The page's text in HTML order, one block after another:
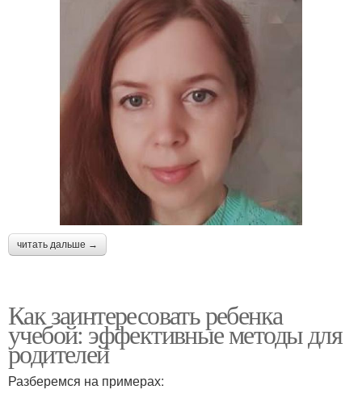
читать дальше →
Как заинтересовать ребенка
учебой: эффективные методы для
родителей
Разберемся на примерах: